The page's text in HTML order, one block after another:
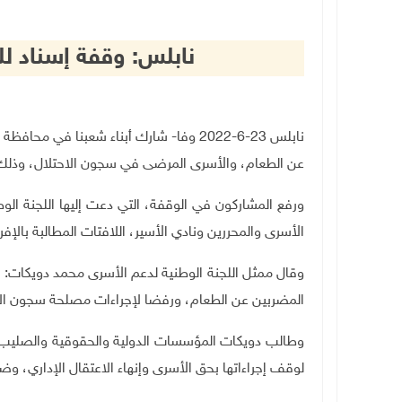
نابلس: وقفة إسناد
نابلس 23-6-2022 وفا- شارك أبناء
عن الطعام، والأسرى المرضى في سجون الاحتلال،
ورفع المشاركون في الوقفة، التي دعت إليها اللجنة
الأسرى والمحررين ونادي الأسير، اللافتات المطالبة
وقال ممثل اللجنة الوطنية لدعم الأسرى محمد دويكات:
المضربين عن الطعام، ورفضا لإجراءات مصلحة سجون
وطالب دويكات المؤسسات الدولية والحقوقية
لوقف إجراءاتها بحق الأسرى وإنهاء الاعتقال الإداري،